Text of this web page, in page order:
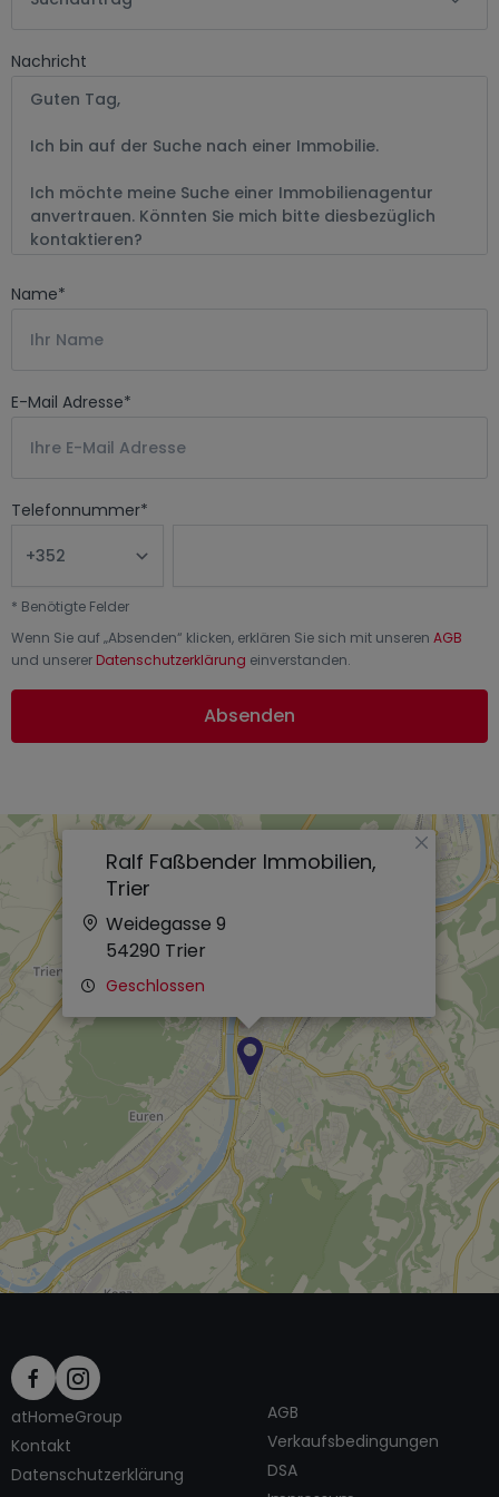
Nachricht
Name*
E-Mail Adresse*
Telefonnummer*
* Benötigte Felder
Wenn Sie auf „Absenden“ klicken, erklären Sie sich mit unseren AGB
und unserer Datenschutzerklärung einverstanden.
Absenden
Ralf Faßbender Immobilien,
Trier
Weidegasse 9
54290 Trier
Geschlossen
×
atHomeGroup
Kontakt
Datenschutzerklärung
AGB
Verkaufsbedingungen
DSA